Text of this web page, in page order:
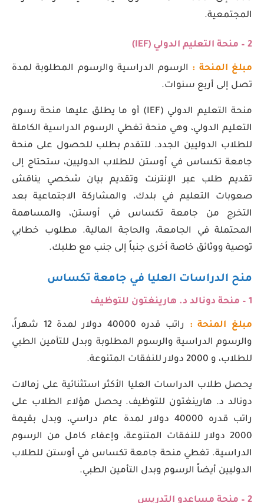
المجتمعية.
2 – منحة التعليم الدولي ( IEF
)
مبلغ المنحة : الرسوم الدراسية والرسوم المطلوبة لمدة
تصل إلى أربع سنوات.
منحة التعليم الدولي (IEF) أو ما يطلق عليها منحة رسوم
التعليم الدولي، وهي منحة تغطي الرسوم الدراسية الكاملة
للطلاب الدوليين الجدد. للتقدم بطلب للحصول على منحة
جامعة تكساس في أوستن للطلاب الدوليين، ستحتاج إلى
تقديم طلب عبر الإنترنت وتقديم بيان شخصي يناقش
صعوبات التعليم في بلدك، والمشاركة الاجتماعية بعد
التخرج من جامعة تكساس في أوستن، والمساهمة
المحتملة في الجامعة، والحاجة المالية. مطلوب خطابي
توصية ووثائق خاصة أخرى جنباً إلى جنب مع طلبك.
منح الدراسات العليا في جامعة تكساس
1 – منحة دونالد د. هارينغتون للتوظيف
مبلغ المنحة :
راتب قدره 40000 دولار لمدة 12 شهراً،
والرسوم الدراسية والرسوم المطلوبة وبدل للتأمين الطبي
للطلاب، و 2000 دولار للنفقات المتنوعة.
يحصل طلاب الدراسات العليا الأكثر استثنائية على زمالات
دونالد د. هارينغتون للتوظيف. يحصل هؤلاء الطلاب على
راتب قدره 40000 دولار لمدة عام دراسي، وبدل بقيمة
2000 دولار للنفقات المتنوعة، وإعفاء كامل من الرسوم
الدراسية. تغطي منحة جامعة تكساس في أوستن للطلاب
الدوليين أيضاً الرسوم وبدل التأمين الطبي.
2 – منحة مساعدو التدريس